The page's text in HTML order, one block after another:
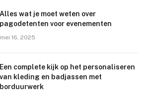
Alles wat je moet weten over
pagodetenten voor evenementen
mei 16, 2025
Een complete kijk op het personaliseren
van kleding en badjassen met
borduurwerk